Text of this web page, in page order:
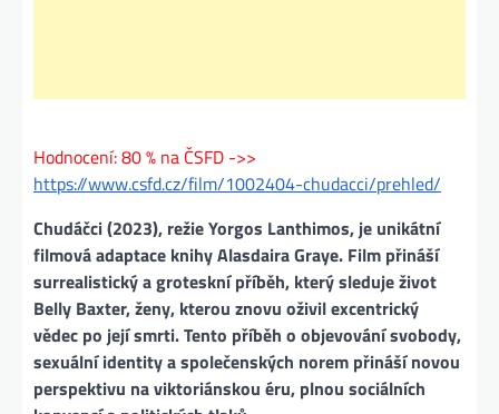
Hodnocení: 80 % na ČSFD ->>
https://www.csfd.cz/film/1002404-chudacci/prehled/
Chudáčci (2023), režie Yorgos Lanthimos, je unikátní
filmová adaptace knihy Alasdaira Graye. Film přináší
surrealistický a groteskní příběh, který sleduje život
Belly Baxter, ženy, kterou znovu oživil excentrický
vědec po její smrti. Tento příběh o objevování svobody,
sexuální identity a společenských norem přináší novou
perspektivu na viktoriánskou éru, plnou sociálních